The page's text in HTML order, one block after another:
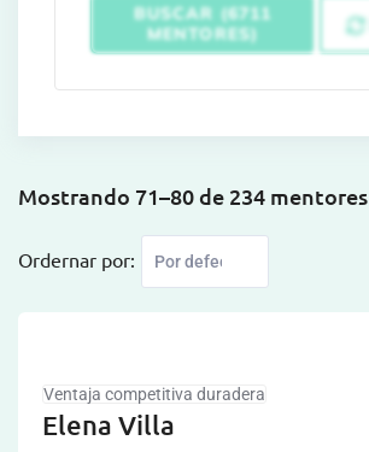
BUSCAR (6711
MENTORES)
Mostrando 71–80 de 234 mentores
Ordernar por:
Ventaja competitiva duradera
Elena Villa